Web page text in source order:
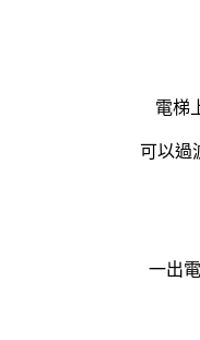
電梯
可以過
一出